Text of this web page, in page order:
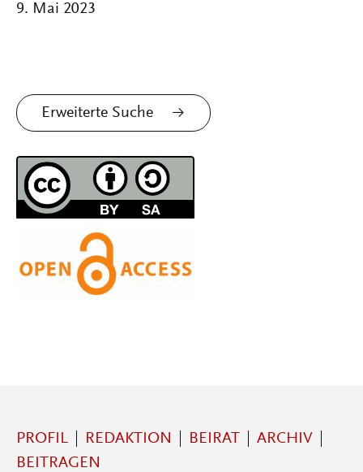
9. Mai 2023
Erweiterte Suche
PROFIL REDAKTION BEIRAT
ARCHIV
BEITRAGEN